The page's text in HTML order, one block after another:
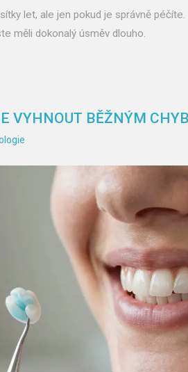
let, ale jen pokud je správně
měli dokonalý úsměv dlouho.
VYHNOUT BĚŽNÝM